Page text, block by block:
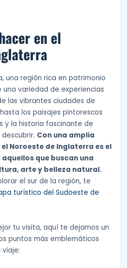
en el
una región rica en patrimonio
variedad de experiencias
las vibrantes ciudades de
los paisajes pintorescos
y la historia fascinante de
Con una amplia
Noroeste de Inglaterra es el
que buscan una
arte y belleza natural.
el sur de la región, te
turístico del Sudoeste de
tu visita, aquí te dejamos un
puntos más emblemáticos